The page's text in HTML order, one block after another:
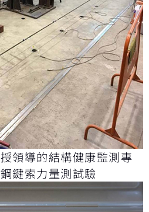
領導的結構健康監測專
鍵索力量測試驗